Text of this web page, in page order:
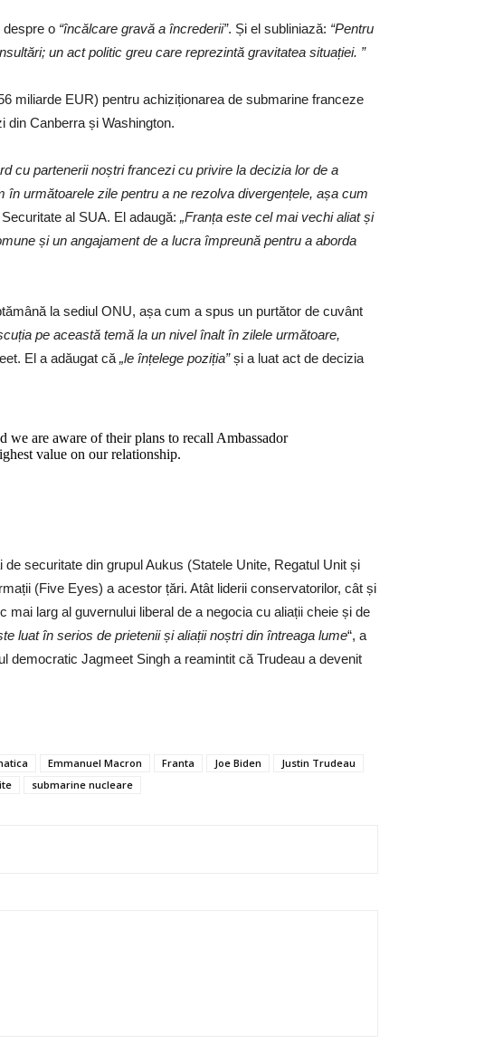
despre o “încălcare gravă a încrederii”. Și el subliniază: “Pentru
un act politic greu care reprezintă gravitatea situației. ”
miliarde EUR) pentru achiziționarea de submarine franceze
din Canberra și Washington.
cu partenerii noștri francezi cu privire la decizia lor de a
următoarele zile pentru a ne rezolva divergențele, așa cum
al SUA. El adaugă: „Franța este cel mai vechi aliat și
și un angajament de a lucra împreună pentru a aborda
la sediul ONU, așa cum a spus un purtător de cuvânt
pe această temă la un nivel înalt în zilele următoare,
El a adăugat că „le înțelege poziția”și a luat act de decizia
we are aware of their plans to recall Ambassador
value on our relationship.
securitate din grupul Aukus (Statele Unite, Regatul Unit și
(Five Eyes) a acestor țări. Atât liderii conservatorilor, cât și
larg al guvernului liberal de a negocia cu aliații cheie și de
luat în serios de prietenii și aliații noștri din întreaga lume“, a
democratic Jagmeet Singh a reamintit că Trudeau a devenit
Emmanuel Macron Franta Joe Biden
Justin Trudeau
submarine nucleare